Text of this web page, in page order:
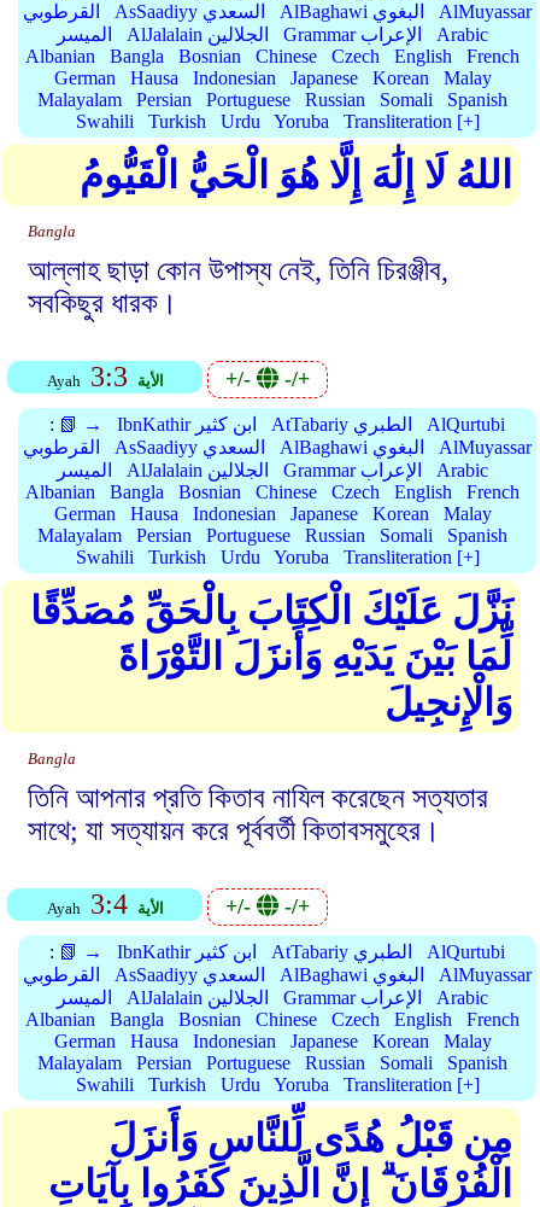
القرطوبي
AsSaadiyy السعدي AlBaghawi البغوي
AlMuyassar
الميسر
AlJalalain الجلالين Grammar الإعراب
Arabic
Albanian
Bangla Bosnian Chinese Czech English
French
German
Hausa Indonesian Japanese Korean
Malay
Malayalam
Persian Portuguese Russian Somali
Spanish
Swahili
Turkish Urdu Yoruba Transliteration [+]
اللهُ لَا إِلَٰهَ إِلَّا هُوَ الْحَيُّ الْقَيُّومُ
Bangla
আল্লাহ ছাড়া কোন উপাস্য নেই, তিনি চিরঞ্জীব,
সবকিছুর ধারক।
Ayah 3:3 الأية +/- -/+
: 📗 → IbnKathir ابن كثير AtTabariy الطبري
AlQurtubi
القرطوبي
AsSaadiyy السعدي AlBaghawi البغوي
AlMuyassar
الميسر
AlJalalain الجلالين Grammar الإعراب
Arabic
Albanian
Bangla Bosnian Chinese Czech English
French
German
Hausa Indonesian Japanese Korean
Malay
Malayalam
Persian Portuguese Russian Somali
Spanish
Swahili
Turkish Urdu Yoruba Transliteration [+]
نَزَّلَ عَلَيْكَ الْكِتَابَ بِالْحَقِّ مُصَدِّقًا
لِّمَا بَيْنَ يَدَيْهِ وَأَنزَلَ التَّوْرَاةَ
وَالْإِنجِيلَ
Bangla
তিনি আপনার প্রতি কিতাব নাযিল করেছেন সত্যতার
সাথে; যা সত্যায়ন করে পূর্ববর্তী কিতাবসমুহের।
Ayah 3:4 الأية +/- -/+
: 📗 → IbnKathir ابن كثير AtTabariy الطبري
AlQurtubi
القرطوبي
AsSaadiyy السعدي AlBaghawi البغوي
AlMuyassar
الميسر
AlJalalain الجلالين Grammar الإعراب
Arabic
Albanian
Bangla Bosnian Chinese Czech English
French
German
Hausa Indonesian Japanese Korean
Malay
Malayalam
Persian Portuguese Russian Somali
Spanish
Swahili
Turkish Urdu Yoruba Transliteration [+]
مِن قَبْلُ هُدًى لِّلنَّاسِ وَأَنزَلَ
الْفُرْقَانَ ۗ إِنَّ الَّذِينَ كَفَرُوا بِآيَاتِ